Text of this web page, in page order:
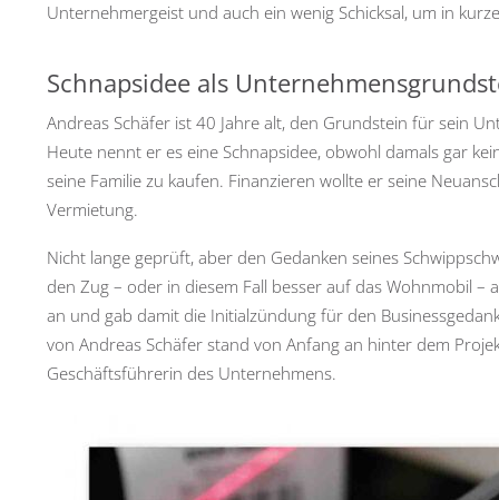
Unternehmergeist und auch ein wenig Schicksal, um in
Schnapsidee als
Andreas Schäfer ist 40 Jahre alt, den Grundstein für sein
Heute nennt er es eine Schnapsidee, obwohl damals gar
seine Familie zu kaufen. Finanzieren wollte er seine
Vermietung.
Nicht lange geprüft, aber den Gedanken seines
den Zug – oder in diesem Fall besser auf das Wohnmobil
an und gab damit die Initialzündung für den
von Andreas Schäfer stand von Anfang an hinter dem
Geschäftsführerin des Unternehmens.